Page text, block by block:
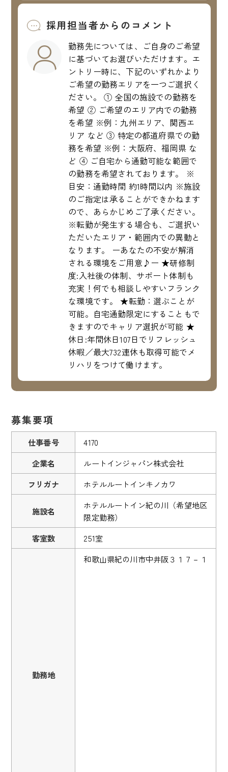
採用担当者からのコメント
勤務先については、ご自身のご希望
に基づいてお選びいただけます。エ
ントリー時に、下記のいずれかより
ご希望の勤務エリアを一つご選択く
ださい。 ① 全国の施設での勤務を
希望 ② ご希望のエリア内での勤務
を希望 ※例：九州エリア、関西エ
リア など ③ 特定の都道府県での勤
務を希望 ※例：大阪府、福岡県 な
ど ④ ご自宅から通勤可能な範囲で
の勤務を希望されております。 ※
目安：通勤時間 約1時間以内 ※施設
のご指定は承ることができかねます
ので、あらかじめご了承ください。
※転勤が発生する場合も、ご選択い
ただいたエリア・範囲内での異動と
なります。 ーあなたの不安が解消
される環境をご用意♪ー ★研修制
度:入社後の体制、サポート体制も
充実！何でも相談しやすいフランク
な環境です。 ★転勤：選ぶことが
可能。自宅通勤限定にすることもで
きますのでキャリア選択が可能 ★
休日:年間休日107日でリフレッシュ
休暇／最大732連休も取得可能でメ
リハリをつけて働けます。
募集要項
仕事番号
4170
企業名
ルートインジャパン株式会社
フリガナ
ホテルルートインキノカワ
施設名
ホテルルートイン紀の川（希望地区
限定勤務）
客室数
251室
勤務地
和歌山県紀の川市中井阪３１７－１